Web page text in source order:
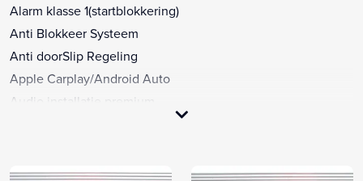
Alarm klasse 1(startblokkering)
Anti Blokkeer Systeem
Anti doorSlip Regeling
Apple Carplay/Android Auto
Audio installatie premium
Autonomous Emergency Braking
Bestuurdersstoel in hoogte verstelbaar